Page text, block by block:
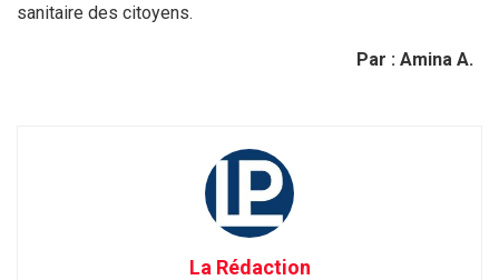
sanitaire des citoyens.
Par : Amina A.
La Rédaction